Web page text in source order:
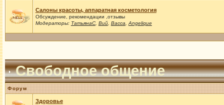
Салоны красоты, аппаратная косметология
Обсуждение, рекомендации ,отзывы
Модераторы: ТатьянаС, Вий, Васса Angelique
Свободное общение
Форум
Здоровье